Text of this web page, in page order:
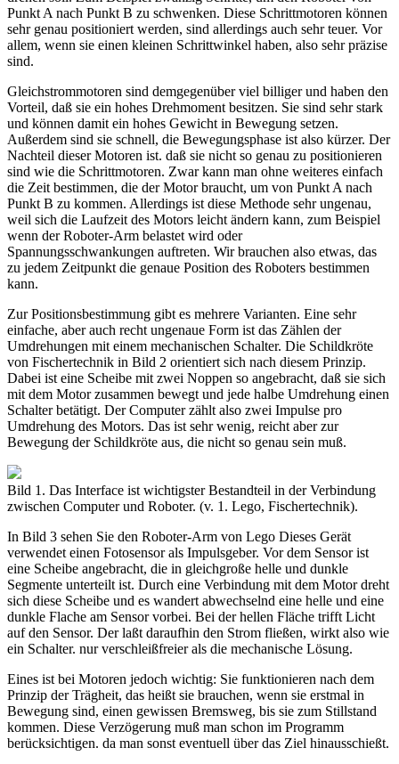
Punkt A nach Punkt B zu schwenken. Diese Schrittmotoren können
sehr genau positioniert werden, sind allerdings auch sehr teuer. Vor
allem, wenn sie einen kleinen Schrittwinkel haben, also sehr präzise
sind.
Gleichstrommotoren sind demgegenüber viel billiger und haben den
Vorteil, daß sie ein hohes Drehmoment besitzen. Sie sind sehr stark
und können damit ein hohes Gewicht in Bewegung setzen.
Außerdem sind sie schnell, die Bewegungsphase ist also kürzer. Der
Nachteil dieser Motoren ist. daß sie nicht so genau zu positionieren
sind wie die Schrittmotoren. Zwar kann man ohne weiteres einfach
die Zeit bestimmen, die der Motor braucht, um von Punkt A nach
Punkt B zu kommen. Allerdings ist diese Methode sehr ungenau,
weil sich die Laufzeit des Motors leicht ändern kann, zum Beispiel
wenn der Roboter-Arm belastet wird oder
Spannungsschwankungen auftreten. Wir brauchen also etwas, das
zu jedem Zeitpunkt die genaue Position des Roboters bestimmen
kann.
Zur Positionsbestimmung gibt es mehrere Varianten. Eine sehr
einfache, aber auch recht ungenaue Form ist das Zählen der
Umdrehungen mit einem mechanischen Schalter. Die Schildkröte
von Fischertechnik in Bild 2 orientiert sich nach diesem Prinzip.
Dabei ist eine Scheibe mit zwei Noppen so angebracht, daß sie sich
mit dem Motor zusammen bewegt und jede halbe Umdrehung einen
Schalter betätigt. Der Computer zählt also zwei Impulse pro
Umdrehung des Motors. Das ist sehr wenig, reicht aber zur
Bewegung der Schildkröte aus, die nicht so genau sein muß.
Bild 1. Das Interface ist wichtigster Bestandteil in der Verbindung
zwischen Computer und Roboter. (v. 1. Lego, Fischertechnik).
In Bild 3 sehen Sie den Roboter-Arm von Lego Dieses Gerät
verwendet einen Fotosensor als Impulsgeber. Vor dem Sensor ist
eine Scheibe angebracht, die in gleichgroße helle und dunkle
Segmente unterteilt ist. Durch eine Verbindung mit dem Motor dreht
sich diese Scheibe und es wandert abwechselnd eine helle und eine
dunkle Flache am Sensor vorbei. Bei der hellen Fläche trifft Licht
auf den Sensor. Der laßt daraufhin den Strom fließen, wirkt also wie
ein Schalter. nur verschleißfreier als die mechanische Lösung.
Eines ist bei Motoren jedoch wichtig: Sie funktionieren nach dem
Prinzip der Trägheit, das heißt sie brauchen, wenn sie erstmal in
Bewegung sind, einen gewissen Bremsweg, bis sie zum Stillstand
kommen. Diese Verzögerung muß man schon im Programm
berücksichtigen. da man sonst eventuell über das Ziel hinausschießt.